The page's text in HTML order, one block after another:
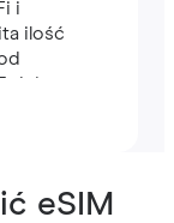
i
ilość
dniowy
eSIM